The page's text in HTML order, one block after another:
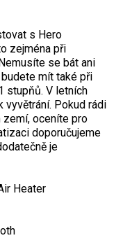
s Hero
zejména při
se bát ani
mít také při
stupňů. V letních
vyvětrání. Pokud rádi
zemí, oceníte pro
doporučujeme
je
Heater